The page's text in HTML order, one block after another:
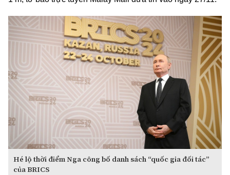
Hé lộ thời điểm Nga công bố danh sách “quốc gia đối tác”
của BRICS